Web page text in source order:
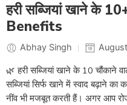
हरी सब्जियां खाने के
Benefits
Abhay Singh
🌿 हरी सब्जियां खाने के 10 चौंकाने
सब्जियां सिर्फ खाने में स्वाद बढ़ाने का
नींव भी मजबूत करती हैं। अगर आप